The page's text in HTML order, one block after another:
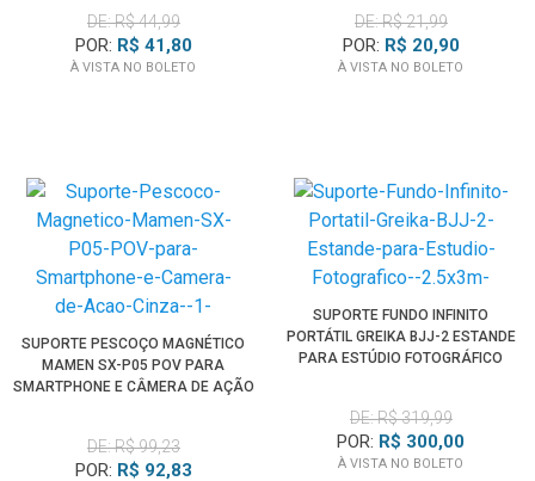
DE: R$ 44,99
POR: R$ 41,80
À VISTA NO BOLETO
DE: R$ 21,99
POR: R$ 20,90
À VISTA NO BOLETO
SUPORTE PESCOÇO MAGNÉTICO
MAMEN SX-P05 POV PARA
SMARTPHONE E CÂMERA DE AÇÃO
DE: R$ 99,23
POR: R$ 92,83
SUPORTE FUNDO INFINITO
PORTÁTIL GREIKA BJJ-2 ESTANDE
PARA ESTÚDIO FOTOGRÁFICO
DE: R$ 319,99
POR: R$ 300,00
À VISTA NO BOLETO